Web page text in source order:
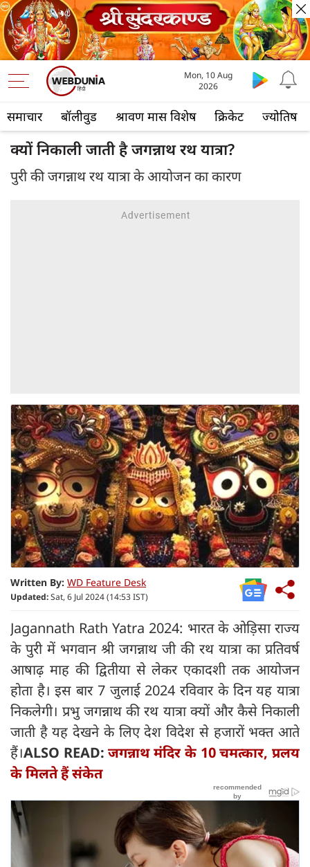
समाचार बॉलीवुड श्रावण मास विशेष क्रिकेट ज्योतिष
Mon, 10 Aug
2026
क्यों निकाली जाती है जगन्नाथ रथ यात्रा?
पुरी की जगन्नाथ रथ यात्रा के आयोजन का कारण
Written By: WD Feature Desk
Updated:Sat, 6 Jul 2024 (14:53 IST)
Jagannath Rath Yatra 2024: भारत के ओड़िसा राज्य
के पुरी में भगवान श्री जगन्नाथ जी की रथ यात्रा का प्रतिवर्ष
आषाढ़ माह की द्वितीया से लेकर एकादशी तक आयोजन
होता है। इस बार 7 जुलाई 2024 रविवार के दिन यह यात्रा
निकलेगी। प्रभु जगन्नाथ की रथ यात्रा क्यों और कैसे निकाली
जाती है यह देखने के लिए देश विदेश से हजारों भक्त आते
हैं।ALSO READ:जगन्नाथ मंदिर के 10 चमत्कार, प्रलय
के मिलते हैं संकेत